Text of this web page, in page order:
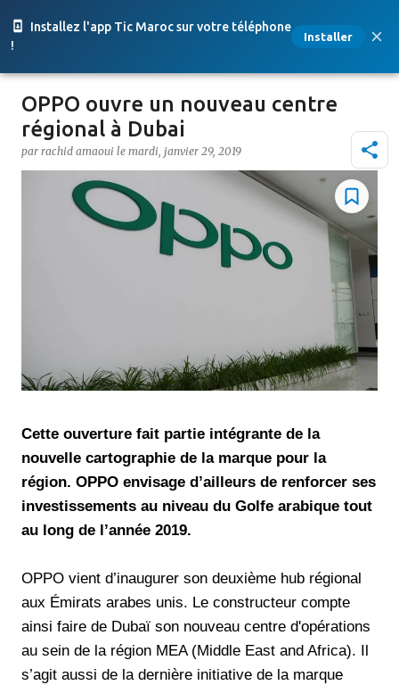
Installez l'app Tic Maroc sur votre téléphone
!
Installer
Accéder au contenu principal
OPPO ouvre un nouveau centre
régional à Dubai
par rachid amaoui le mardi, janvier 29, 2019
Cette ouverture fait partie intégrante de la
nouvelle cartographie de la marque pour la
région. OPPO envisage d’ailleurs de renforcer ses
investissements au niveau du Golfe arabique tout
au long de l’année 2019.
OPPO vient d’inaugurer son deuxième hub régional
aux Émirats arabes unis. Le constructeur compte
ainsi faire de Dubaï son nouveau centre d'opérations
au sein de la région MEA (Middle East and Africa). Il
s’agit aussi de la dernière initiative de la marque